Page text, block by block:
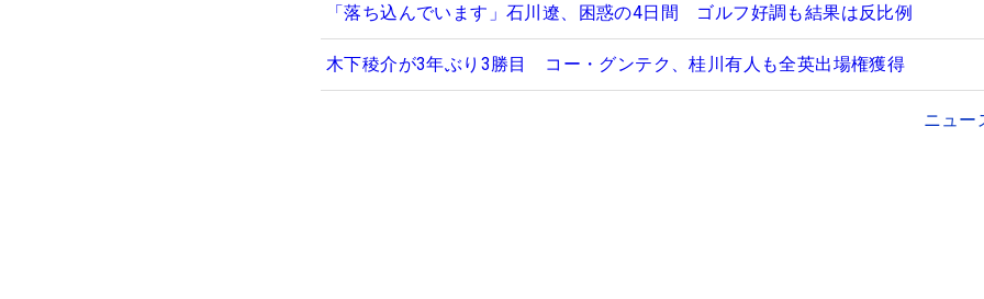
「落ち込んでいます」石川遼、困惑の4日間 ゴルフ好調も結果は反比例
木下稜介が3年ぶり3勝目 コー・グンテク、桂川有人も全英出場権獲得
ニュー